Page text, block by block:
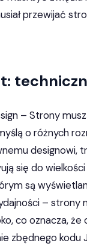
przewijać
– Strony
o różnych
designowi,
się do
są
– strony
co oznacza,
zbędnego kodu